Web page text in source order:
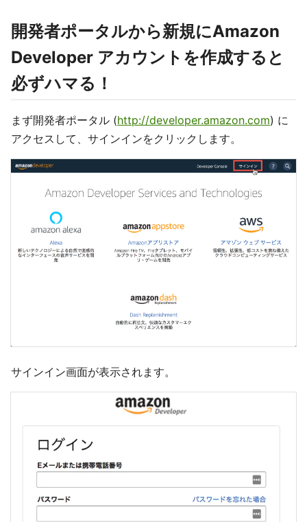
開発者ポータルから新規にAmazon
Developer アカウントを作成すると
必ずハマる！
まず開発者ポータル (http://developer.amazon.com) に
アクセスして、サインインをクリックします。
サインイン画面が表示されます。